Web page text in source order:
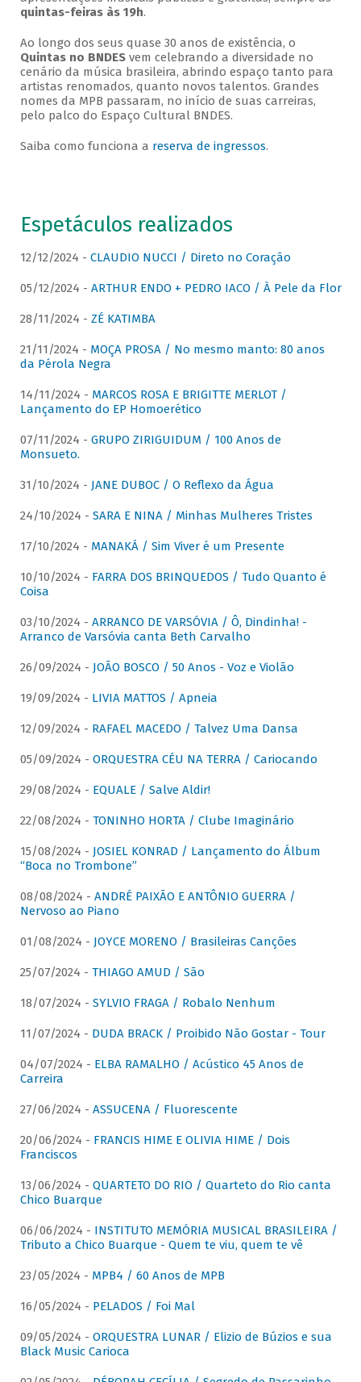
quintas-feiras às 19h.
Ao longo dos seus quase 30 anos de existência, o
Quintas no BNDESvem celebrando a diversidade no
cenário da música brasileira, abrindo espaço tanto para
artistas renomados, quanto novos talentos. Grandes
nomes da MPB passaram, no início de suas carreiras,
pelo palco do Espaço Cultural BNDES.
Saiba como funciona a reserva de ingressos.
Espetáculos realizados
12/12/2024 - CLAUDIO NUCCI / Direto no Coração
05/12/2024 - ARTHUR ENDO + PEDRO IACO / À Pele da Flor
28/11/2024 - ZÉ KATIMBA
21/11/2024 - MOÇA PROSA / No mesmo manto: 80 anos
da Pérola Negra
14/11/2024 - MARCOS ROSA E BRIGITTE MERLOT /
Lançamento do EP Homoerético
07/11/2024 - GRUPO ZIRIGUIDUM / 100 Anos de
Monsueto.
31/10/2024 - JANE DUBOC / O Reflexo da Água
24/10/2024 - SARA E NINA / Minhas Mulheres Tristes
17/10/2024 - MANAKÁ / Sim Viver é um Presente
10/10/2024 - FARRA DOS BRINQUEDOS / Tudo Quanto é
Coisa
03/10/2024 - ARRANCO DE VARSÓVIA / Ô, Dindinha! -
Arranco de Varsóvia canta Beth Carvalho
26/09/2024 - JOÃO BOSCO / 50 Anos - Voz e Violão
19/09/2024 - LIVIA MATTOS / Apneia
12/09/2024 - RAFAEL MACEDO / Talvez Uma Dansa
05/09/2024 - ORQUESTRA CÉU NA TERRA / Cariocando
29/08/2024 - EQUALE / Salve Aldir!
22/08/2024 - TONINHO HORTA / Clube Imaginário
15/08/2024 - JOSIEL KONRAD / Lançamento do Álbum
“Boca no Trombone”
08/08/2024 - ANDRÉ PAIXÃO E ANTÔNIO GUERRA /
Nervoso ao Piano
01/08/2024 - JOYCE MORENO / Brasileiras Canções
25/07/2024 - THIAGO AMUD / São
18/07/2024 - SYLVIO FRAGA / Robalo Nenhum
11/07/2024 - DUDA BRACK / Proibido Não Gostar - Tour
04/07/2024 - ELBA RAMALHO / Acústico 45 Anos de
Carreira
27/06/2024 - ASSUCENA / Fluorescente
20/06/2024 - FRANCIS HIME E OLIVIA HIME / Dois
Franciscos
13/06/2024 - QUARTETO DO RIO / Quarteto do Rio canta
Chico Buarque
06/06/2024 - INSTITUTO MEMÓRIA MUSICAL BRASILEIRA /
Tributo a Chico Buarque - Quem te viu, quem te vê
23/05/2024 - MPB4 / 60 Anos de MPB
16/05/2024 - PELADOS / Foi Mal
09/05/2024 - ORQUESTRA LUNAR / Elizio de Búzios e sua
Black Music Carioca